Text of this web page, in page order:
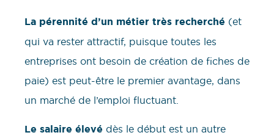
La pérennité d’un métier très recherché (et
qui va rester attractif, puisque toutes les
entreprises ont besoin de création de fiches de
paie) est peut-être le premier avantage, dans
un marché de l’emploi fluctuant.
Le salaire élevé dès le début est un autre